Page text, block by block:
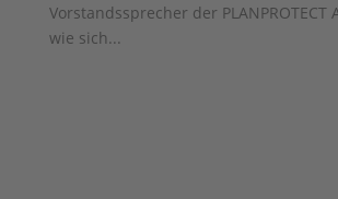
Vorstandssprecher der PLANPROTECT
wie sich...